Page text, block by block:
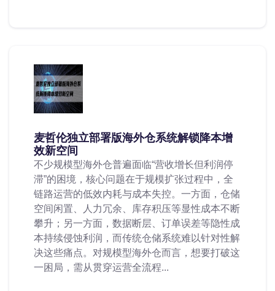
麦哲伦独立部署版海外仓系统解锁降本增
效新空间
不少规模型海外仓普遍面临“营收增长但利润停
滞”的困境，核心问题在于规模扩张过程中，全
链路运营的低效内耗与成本失控。一方面，仓储
空间闲置、人力冗余、库存积压等显性成本不断
攀升；另一方面，数据断层、订单误差等隐性成
本持续侵蚀利润，而传统仓储系统难以针对性解
决这些痛点。对规模型海外仓而言，想要打破这
一困局，需从贯穿运营全流程...